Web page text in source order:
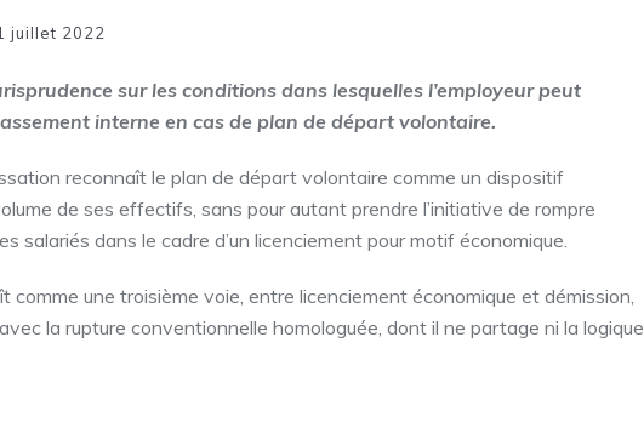
juillet 2022
sur les conditions dans lesquelles l’employeur peut
interne en cas de plan de départ volontaire.
reconnaît le plan de départ volontaire comme un dispositif
de ses effectifs, sans pour autant prendre l’initiative de rompre
salariés dans le cadre d’un licenciement pour motif économique.
comme une troisième voie, entre licenciement économique et démission,
la rupture conventionnelle homologuée, dont il ne partage ni la logique